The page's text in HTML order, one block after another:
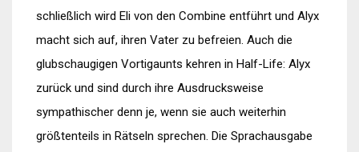
schließlich wird Eli von den Combine entführt und Alyx
macht sich auf, ihren Vater zu befreien. Auch die
glubschaugigen Vortigaunts kehren in Half-Life: Alyx
zurück und sind durch ihre Ausdrucksweise
sympathischer denn je, wenn sie auch weiterhin
größtenteils in Rätseln sprechen. Die Sprachausgabe